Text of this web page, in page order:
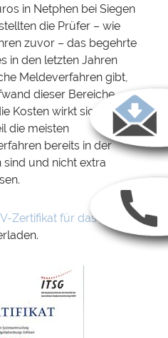
in Netphen bei Siegen
die Prüfer – wie
zuvor – das begehrte
in den letzten Jahren
Meldeverfahren gibt,
dieser Bereiche
Kosten wirkt sich dies
die meisten
bereits in der
sind und nicht extra
Zertifikat für das Varial